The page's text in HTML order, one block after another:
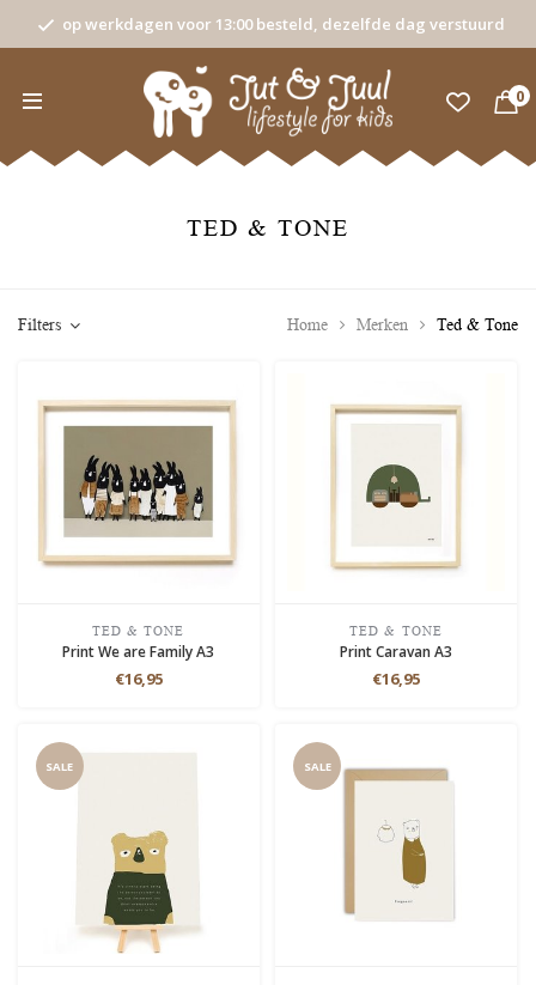
op werkdagen voor 13:00 besteld, dezelfde dag verstuurd
0
TED & TONE
Filters Home Merken Ted & Tone
TED & TONE
Print We are Family A3
€16,95
TED & TONE
Print Caravan A3
€16,95
SALE SALE